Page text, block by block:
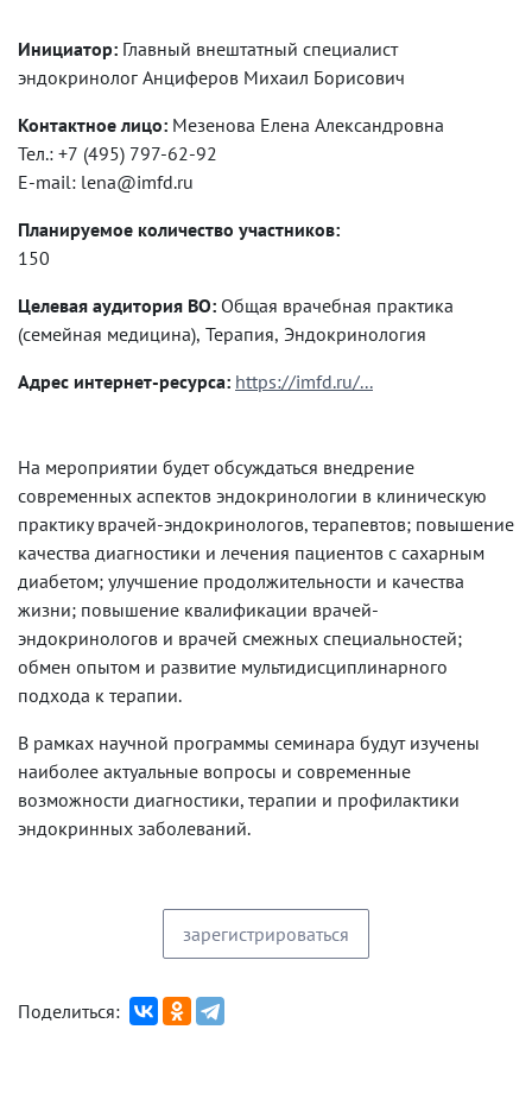
Инициатор:
эндокринолог Анциферов Михаил Борисович
Контактное лицо:
Мезенова Елена Александровна
Тел.: +7 (495) 797-62-92
E-mail: lena@imfd.ru
Планируемое количество участников:
150
Целевая аудитория ВО:
(семейная медицина), Терапия, Эндокринология
Адрес интернет-ресурса: https://imfd.ru/...
На мероприятии будет обсуждаться внедрение
современных аспектов эндокринологии в клиническую
практику врачей-эндокринологов, терапевтов; повышение
качества диагностики и лечения пациентов с сахарным
диабетом; улучшение продолжительности и качества
жизни; повышение квалификации врачей-
эндокринологов и врачей смежных специальностей;
обмен опытом и развитие мультидисциплинарного
подхода к терапии.
В рамках научной программы семинара будут изучены
наиболее актуальные вопросы и современные
возможности диагностики, терапии и профилактики
эндокринных заболеваний.
зарегистрироваться
Поделиться: